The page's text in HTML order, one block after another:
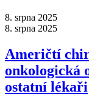
8. srpna 2025
8. srpna 2025
Američtí
onkologická
ostatní lékaři